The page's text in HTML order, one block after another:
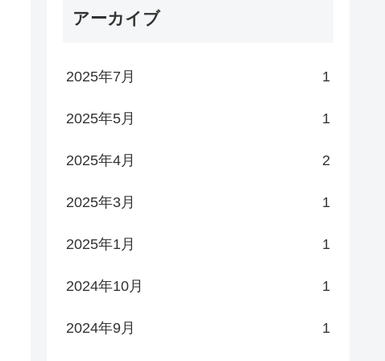
アーカイブ
2025年7月 1
2025年5月 1
2025年4月 2
2025年3月 1
2025年1月 1
2024年10月 1
2024年9月 1